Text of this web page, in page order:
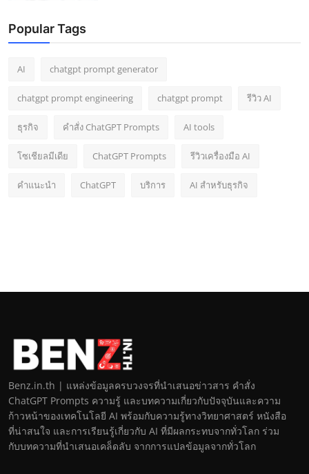
Popular Tags
AI chatgpt prompt generator
chatgpt prompt engineering chatgpt prompt รีวิว AI
ธุรกิจ คำสั่ง ChatGPT Prompts AI tools
โซเชียลมีเดีย ChatGPT Prompts รีวิวเครื่องมือ AI
คำแนะนำ ChatGPT บริการ AI สำหรับธุรกิจ
Benz.in.th | แหล่งข้อมูลครบวงจรที่นำเสนอข่าวสาร คำสั่ง
ChatGPT Prompts ความรู้ และบทความเกี่ยวกับปัจจุบันและความ
ก้าวหน้าของเทคโนโลยี AI พร้อมกับความรู้ทางวิทยาศาสตร์ หนังสือ
ที่น่าสนใจ และการเรียนรู้เกี่ยวกับ AI ที่มีผลกระทบจากทั่วโลก ร่วม
กับบทความที่นำเสนอเคล็ดลับ จากการแปลข้อมูลจากทั่วโลก